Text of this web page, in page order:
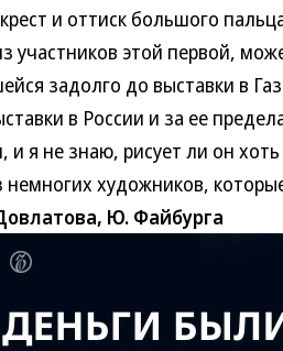
и оттиск большого
участников этой первой,
задолго до выставки в
в России и за ее
и я не знаю, рисует ли он
художников,
Ю. Файбурга